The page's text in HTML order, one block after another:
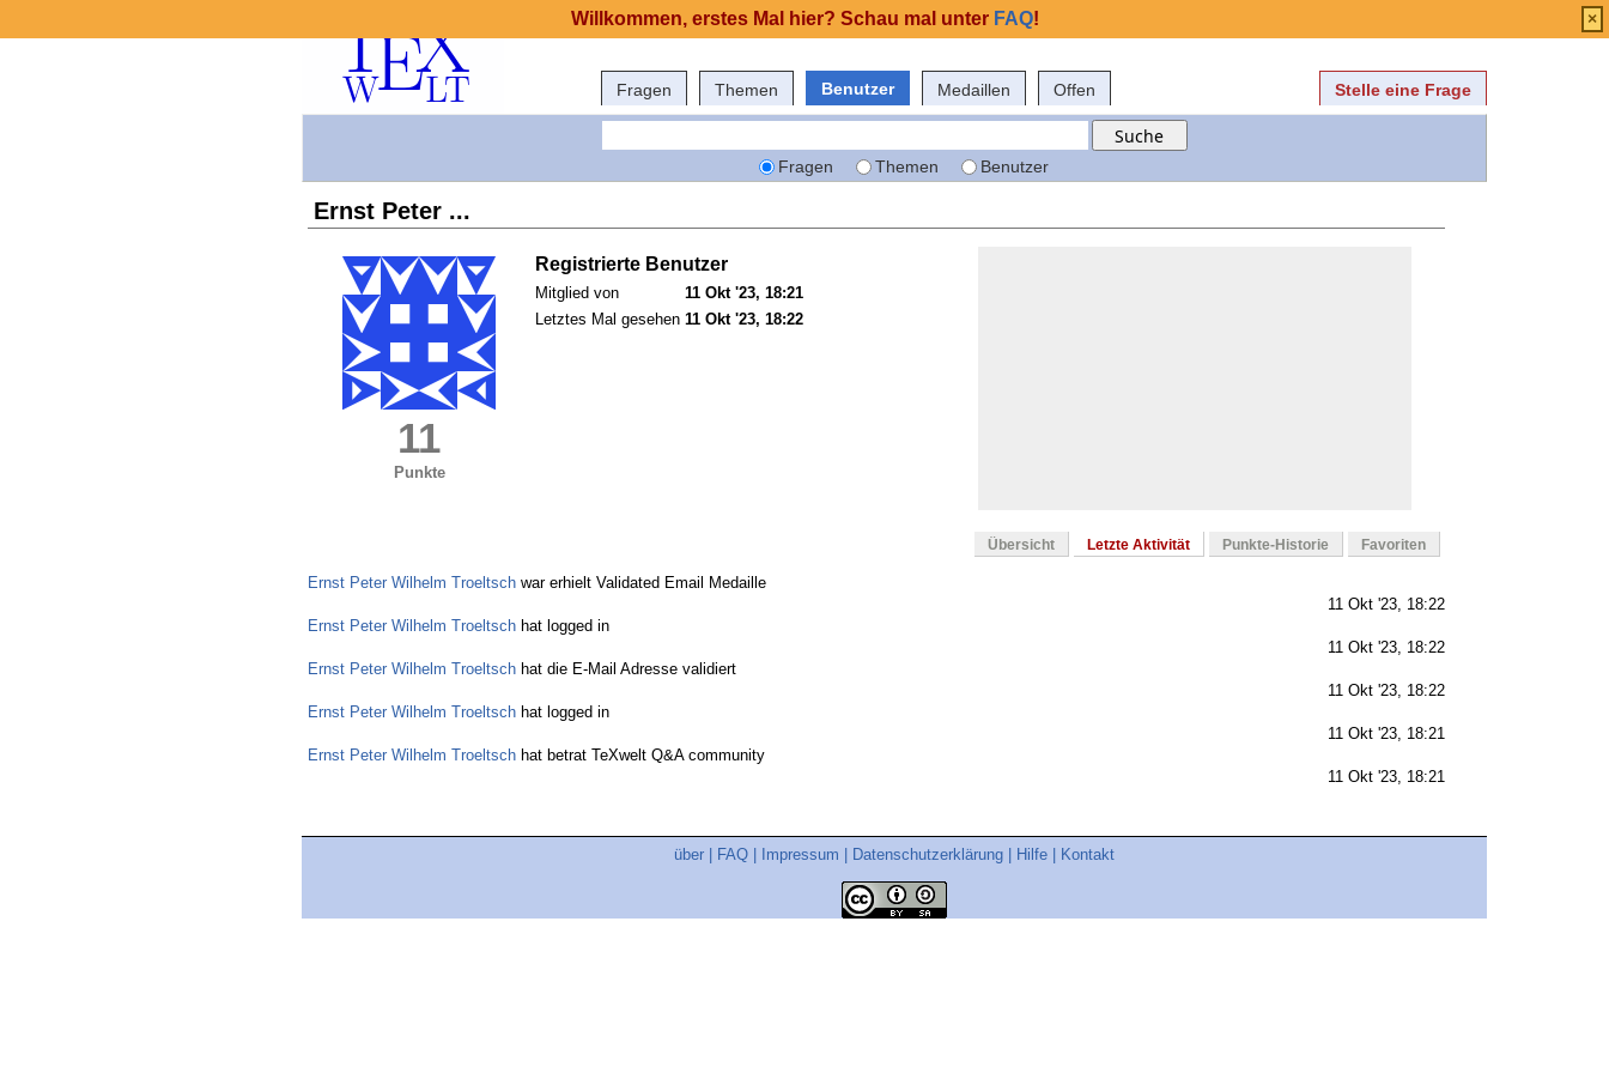
Fragen Themen Benutzer Medaillen Offen Stelle eine Frage
Fragen Themen Benutzer
Ernst Peter ...
11
Punkte
Registrierte Benutzer
Mitglied von
11 Okt '23, 18:21
Letztes Mal gesehen 11 Okt '23, 18:22
Übersicht Letzte Aktivität Punkte-Historie Favoriten
Ernst Peter Wilhelm Troeltsch war erhielt Validated Email Medaille
11 Okt '23, 18:22
Ernst Peter Wilhelm Troeltsch hat logged in
11 Okt '23, 18:22
Ernst Peter Wilhelm Troeltsch hat die E-Mail Adresse validiert
11 Okt '23, 18:22
Ernst Peter Wilhelm Troeltsch hat logged in
11 Okt '23, 18:21
Ernst Peter Wilhelm Troeltsch hat betrat TeXwelt Q&A community
11 Okt '23, 18:21
über FAQ Impressum Datenschutzerklärung Hilfe Kontakt
Willkommen, erstes Mal hier? Schau mal unter FAQ! ×